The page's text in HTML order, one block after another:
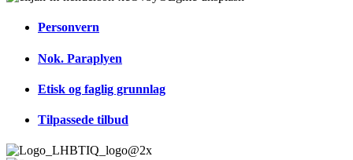
Personvern
Nok. Paraplyen
Etisk og faglig grunnlag
Tilpassede tilbud